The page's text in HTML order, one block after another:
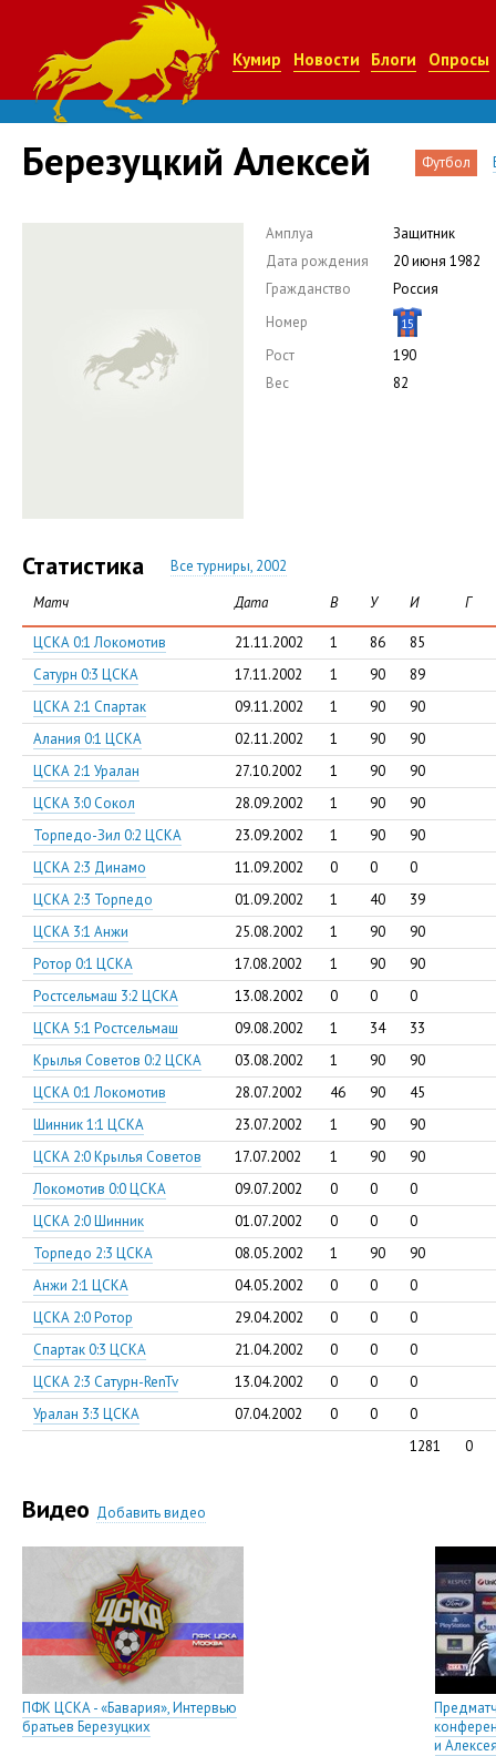
Кумир Новости Блоги Опросы
Березуцкий Алексей Футбол
Амплуа
Защитник
Дата рождения
20 июня 1982
Гражданство
Россия
Номер
15
Рост
190
Вес
82
Статистика
Все турниры, 2002
Матч
Дата В У И Г
ЦСКА 0:1 Локомотив 21.11.2002 1 86
85
Сатурн 0:3 ЦСКА
17.11.2002 1 90
89
ЦСКА 2:1 Спартак
09.11.2002 1 90
90
Алания 0:1 ЦСКА
02.11.2002 1 90
90
ЦСКА 2:1 Уралан
27.10.2002 1 90
90
ЦСКА 3:0 Сокол
28.09.2002 1 90
90
Торпедо-Зил 0:2 ЦСКА
23.09.2002 1 90
90
ЦСКА 2:3 Динамо
11.09.2002 0 0
0
ЦСКА 2:3 Торпедо
01.09.2002 1 40
39
ЦСКА 3:1 Анжи
25.08.2002 1 90
90
Ротор 0:1 ЦСКА
17.08.2002 1 90
90
Ростсельмаш 3:2 ЦСКА
13.08.2002 0 0
0
ЦСКА 5:1 Ростсельмаш
09.08.2002 1 34
33
Крылья Советов 0:2 ЦСКА
03.08.2002 1 90
90
ЦСКА 0:1 Локомотив
28.07.2002 46 90
45
Шинник 1:1 ЦСКА
23.07.2002 1 90
90
ЦСКА 2:0 Крылья Советов
17.07.2002 1 90
90
Локомотив 0:0 ЦСКА
09.07.2002 0 0
0
ЦСКА 2:0 Шинник
01.07.2002 0 0
0
Торпедо 2:3 ЦСКА
08.05.2002 1 90
90
Анжи 2:1 ЦСКА
04.05.2002 0 0
0
ЦСКА 2:0 Ротор
29.04.2002 0 0
0
Спартак 0:3 ЦСКА
21.04.2002 0 0
0
ЦСКА 2:3 Сатурн-RenTv
13.04.2002 0 0
0
Уралан 3:3 ЦСКА
07.04.2002 0 0
0
1281
0
Видео Добавить видео
ПФК ЦСКА - «Бавария», Интервью
братьев Березуцких
и